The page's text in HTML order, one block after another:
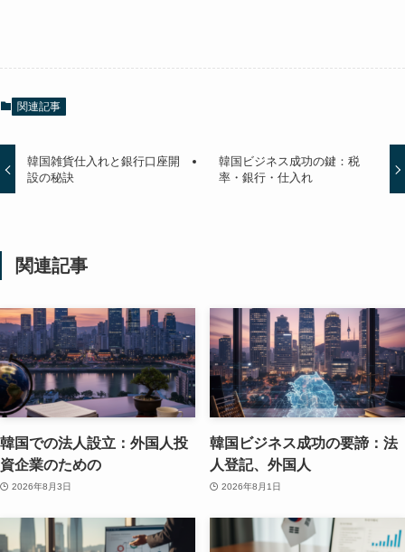
関連記事
韓国雑貨仕入れと銀行口座開
設の秘訣
韓国ビジネス成功の鍵：税
率・銀行・仕入れ
関連記事
韓国での法人設立：外国人投
資企業のための
2026年8月3日
韓国ビジネス成功の要諦：法
人登記、外国人
2026年8月1日